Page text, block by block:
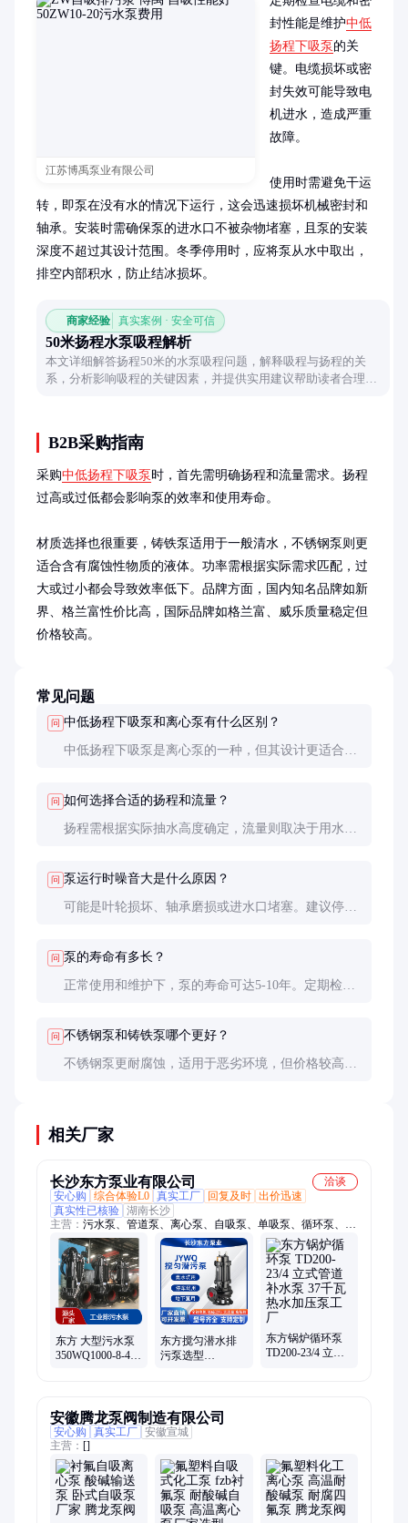
江苏博禹泵业有限公司
封性能是维护中低
扬程下吸泵 的关
键。电缆损坏或密
封失效可能导致电
机进水，造成严重
故障。
使用时需避免干运
转，即泵在没有水的情况下运行，这会迅速损坏机械密封和
轴承。安装时需确保泵的进水口不被杂物堵塞，且泵的安装
深度不超过其设计范围。冬季停用时，应将泵从水中取出，
排空内部积水，防止结冰损坏。
商家经验 真实案例 · 安全可信
50米扬程水泵吸程解析
本文详细解答扬程50米的水泵吸程问题，解释吸程与扬程的关
系，分析影响吸程的关键因素，并提供实用建议帮助读者合理选
B2B采购指南
采购中低扬程下吸泵 时，首先需明确扬程和流量需求。扬程
过高或过低都会影响泵的效率和使用寿命。
材质选择也很重要，铸铁泵适用于一般清水，不锈钢泵则更
适合含有腐蚀性物质的液体。功率需根据实际需求匹配，过
大或过小都会导致效率低下。品牌方面，国内知名品牌如新
界、格兰富性价比高，国际品牌如格兰富、威乐质量稳定但
价格较高。
常见问题
问 中低扬程下吸泵和离心泵有什么区别？
中低扬程下吸泵是离心泵的一种，但其设计更适合水
问 如何选择合适的扬程和流量？
扬程需根据实际抽水高度确定，流量则取决于用水需
问 泵运行时噪音大是什么原因？
可能是叶轮损坏、轴承磨损或进水口堵塞。建议停机
问 泵的寿命有多长？
正常使用和维护下，泵的寿命可达5-10年。定期检查
问 不锈钢泵和铸铁泵哪个更好？
不锈钢泵更耐腐蚀，适用于恶劣环境，但价格较高。
相关厂家
长沙东方泵业有限公司
洽谈
安心购
综合体验L0 真实工厂 回复及时 出价迅速
真实性已核验 湖南长沙
主营： 污水泵、管道泵、离心泵、自吸泵、单吸泵、循环泵、多
级泵、变频供水设备、不锈钢泵、排污泵、潜污泵、单级泵、液
下泵、恒压供水设备、增压泵、加压泵、立式泵、清水泵、卧式
泵、污水提升设备、无负压供水设备、化工泵、防爆泵、长轴泵
东方 大型污水泵
350WQ1000-8-45
东方搅匀潜水排
污泵选型
东方锅炉循环泵
TD200-23/4 立式
安徽腾龙泵阀制造有限公司
安心购 真实工厂 安徽宣城
主营： []